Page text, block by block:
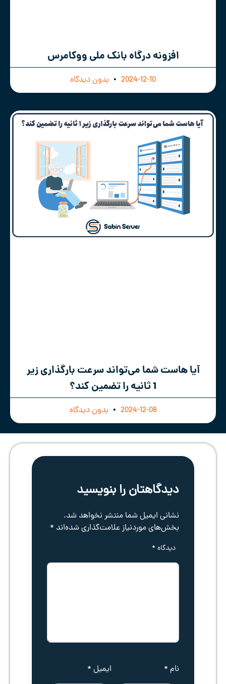
افزونه درگاه بانک ملی ووکامرس
2024-12-10 بدون دیدگاه
آیا هاست شما می‌تواند سرعت بارگذاری زیر
1 ثانیه را تضمین کند؟
2024-12-08 بدون دیدگاه
دیدگاهتان را بنویسید
نشانی ایمیل شما منتشر نخواهد شد.
بخش‌های موردنیاز علامت‌گذاری شده‌اند *
دیدگاه*
نام * ایمیل *